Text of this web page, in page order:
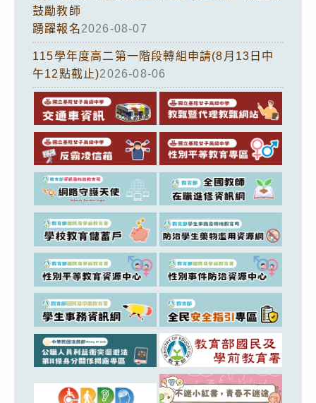
鼓勵教師
踴躍報名2026-08-07
115學年度高二第一階段轉組申請(8月13日中
午12點截止)2026-08-06